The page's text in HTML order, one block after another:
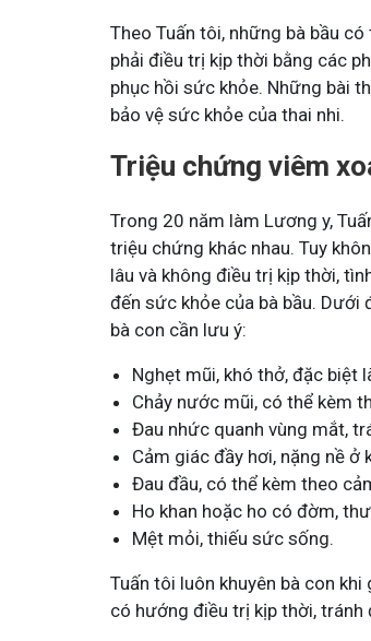
Theo Tuấn tôi, những bà bầu
phải điều trị kịp thời bằng các
phục hồi sức khỏe. Những bài
bảo vệ sức khỏe của thai nhi.
Triệu chứng viêm
Trong 20 năm làm Lương y,
triệu chứng khác nhau. Tuy
lâu và không điều trị kịp thời,
đến sức khỏe của bà bầu. Dưới
bà con cần lưu ý:
Nghẹt mũi, khó thở, đặc biệt
Chảy nước mũi, có thể kèm
Đau nhức quanh vùng mắt,
Cảm giác đầy hơi, nặng nề ở
Đau đầu, có thể kèm theo
Ho khan hoặc ho có đờm,
Mệt mỏi, thiếu sức sống.
Tuấn tôi luôn khuyên bà con
có hướng điều trị kịp thời, tránh